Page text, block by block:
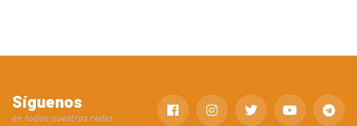
Síguenos
en todas nuestras redes